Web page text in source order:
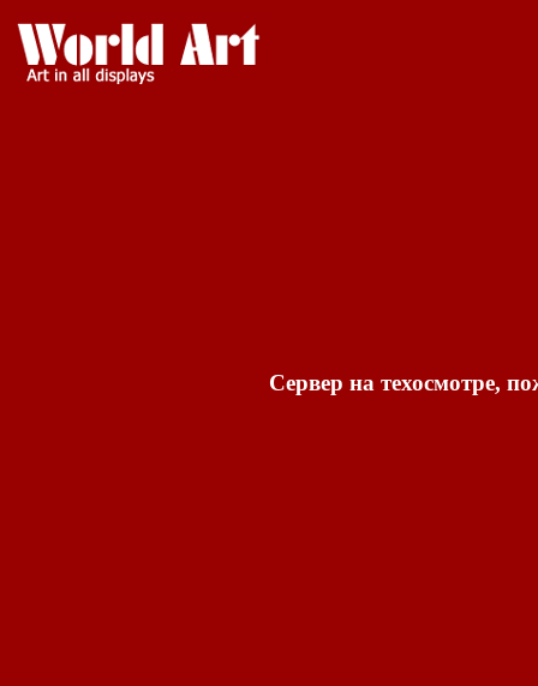
Сервер на техосмотре,